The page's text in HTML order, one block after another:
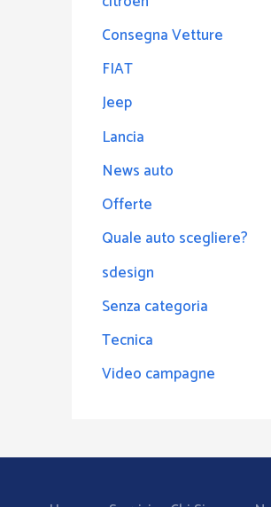
Consegna Vetture
FIAT
Jeep
Lancia
News auto
Offerte
Quale auto scegliere?
sdesign
Senza categoria
Tecnica
Video campagne